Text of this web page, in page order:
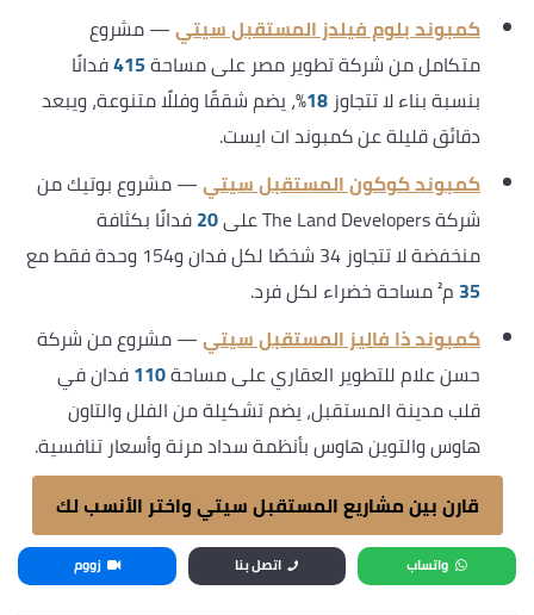
كمبوند بلوم فيلدز المستقبل سيتي— مشروع
متكامل من شركة تطوير مصر على مساحة415فدانًا
بنسبة بناء لا تتجاوز 18%، يضم شققًا وفللًا متنوعة، ويبعد
دقائق قليلة عن كمبوند ات ايست.
كمبوند كوكون المستقبل سيتي— مشروع بوتيك من
شركة The Land Developers على
20فدانًا بكثافة
منخفضة لا تتجاوز 34 شخصًا لكل فدان و154 وحدة فقط مع
35 م² مساحة خضراء لكل فرد.
كمبوند ذا فاليز المستقبل سيتي— مشروع من شركة
حسن علام للتطوير العقاري على مساحة110فدان في
قلب مدينة المستقبل، يضم تشكيلة من الفلل والتاون
هاوس والتوين هاوس بأنظمة سداد مرنة وأسعار تنافسية.
قارن بين مشاريع المستقبل سيتي واختر الأنسب لك
واتساب اتصل بنا زووم